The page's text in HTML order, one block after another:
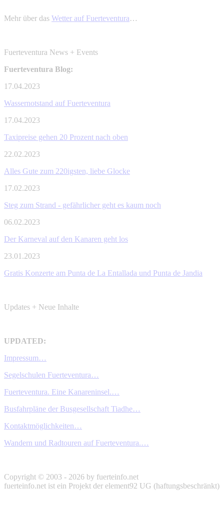
Mehr über das Wetter auf Fuerteventura…
Fuerteventura News + Events
Fuerteventura Blog:
17.04.2023
Wassernotstand auf Fuerteventura
17.04.2023
Taxipreise gehen 20 Prozent nach oben
22.02.2023
Alles Gute zum 220igsten, liebe Glocke
17.02.2023
Steg zum Strand - gefährlicher geht es kaum noch
06.02.2023
Der Karneval auf den Kanaren geht los
23.01.2023
Gratis Konzerte am Punta de La Entallada und Punta de Jandia
Updates + Neue Inhalte
UPDATED:
Impressum…
Segelschulen Fuerteventura…
Fuerteventura. Eine Kanareninsel.…
Busfahrpläne der Busgesellschaft Tiadhe…
Kontaktmöglichkeiten…
Wandern und Radtouren auf Fuerteventura.…
Copyright © 2003 - 2026 by fuerteinfo.net
fuerteinfo.net ist ein Projekt der element92 UG (haftungsbeschränkt)